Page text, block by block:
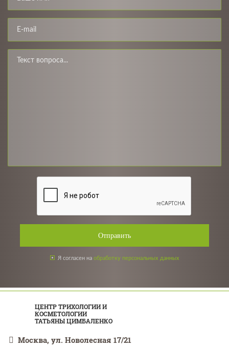
Отправить
Я согласен на обработку персональных данных
ЦЕНТР ТРИХОЛОГИИ И
КОСМЕТОЛОГИИ
ТАТЬЯНЫ ЦИМБАЛЕНКО
Москва, ул. Новолесная 17/21